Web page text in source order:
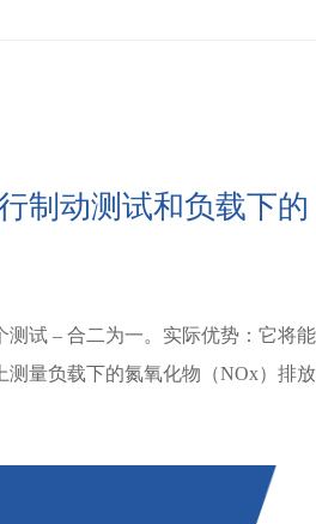
制动测试和负载下的
测试 – 合二为一。实际优势：它将能
测量负载下的氮氧化物（NOx）排放